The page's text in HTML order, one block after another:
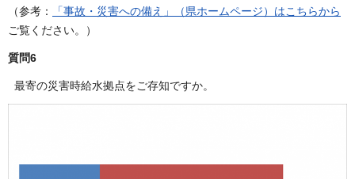
（参考：
「事故・災害への備え」（県ホームページ）はこちらから
ご覧ください。）
質問6
最寄の災害時給水拠点をご存知ですか。